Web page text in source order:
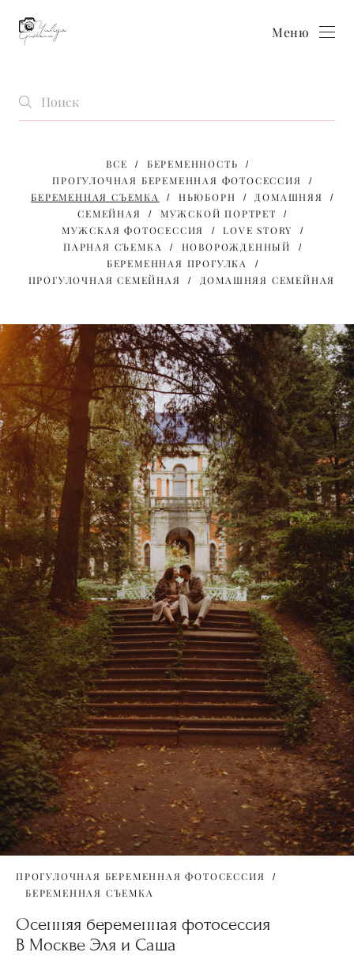
Меню
ВСЕ
БЕРЕМЕННОСТЬ
ПРОГУЛОЧНАЯ БЕРЕМЕННАЯ ФОТОСЕССИЯ
БЕРЕМЕННАЯ СЪЕМКА
НЬЮБОРН
ДОМАШНЯЯ
СЕМЕЙНАЯ
МУЖСКОЙ ПОРТРЕТ
МУЖСКАЯ ФОТОСЕССИЯ
LOVE STORY
ПАРНАЯ СЪЕМКА
НОВОРОЖДЕННЫЙ
БЕРЕМЕННАЯ ПРОГУЛКА
ПРОГУЛОЧНАЯ СЕМЕЙНАЯ
ДОМАШНЯЯ СЕМЕЙНАЯ
ПРОГУЛОЧНАЯ БЕРЕМЕННАЯ ФОТОСЕССИЯ
БЕРЕМЕННАЯ СЪЕМКА
Осенняя беременная фотосессия
В Москве Эля и Саша